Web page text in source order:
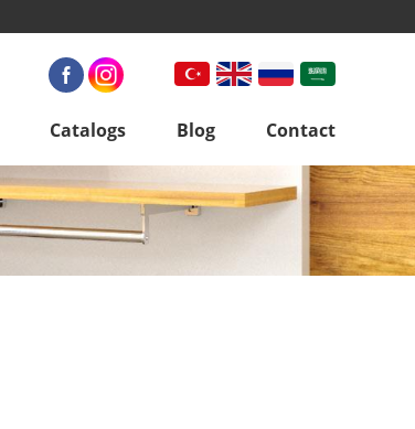
Catalogs Blog Contact